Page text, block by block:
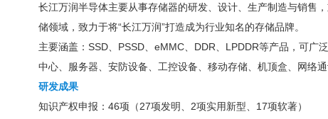
长江万润半导体主要从事存储器的研发、设计、生产制造与销售
储领域，致力于将“长江万润”打造成为行业知名的存储品牌。
主要涵盖：SSD、PSSD、eMMC、DDR、LPDDR等产品，可广
中心、服务器、安防设备、工控设备、移动存储、机顶盒、网络通
研发成果
知识产权申报：46项（27项发明、2项实用新型、17项软著）